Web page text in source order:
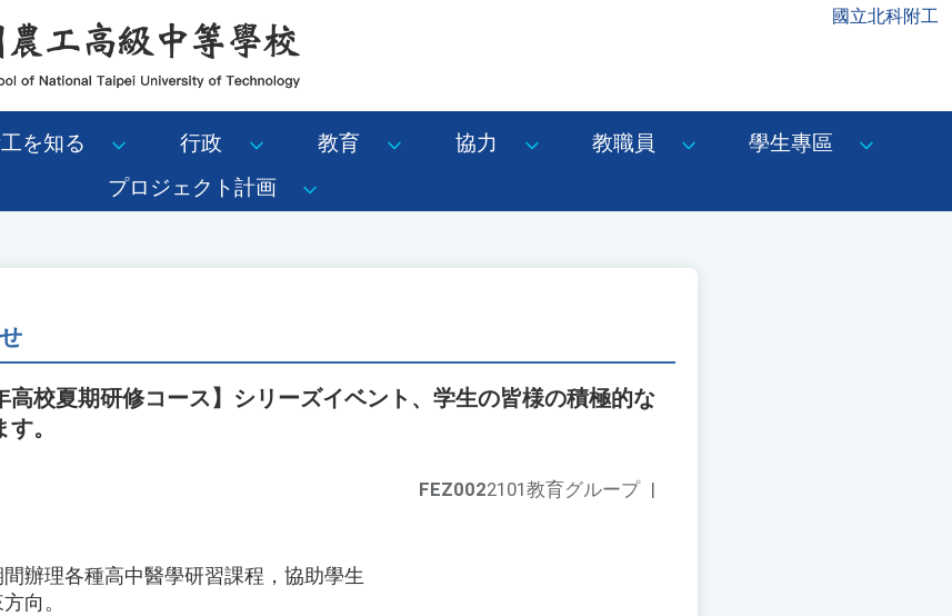
國立北科附工
を知る 行政 教育 協力 教職員
學生專區
プロジェクト計画
高校夏期研修コース】シリーズイベント、学生の皆様の積極的な
。
FEZ0022101教育グループ |
辦理各種高中醫學研習課程，協助學生
向。